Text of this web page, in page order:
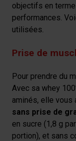
objectifs en
performances.
utilisées.
Prise de
Pour prendre du
Avec sa whey
aminés, elle vous
sans prise de
en sucre (1,8 g
portion), et sans